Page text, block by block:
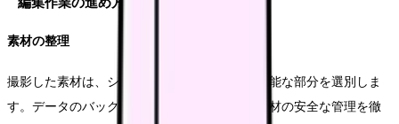
素材の整理
撮影した素材は、シーンごとに分類し、使用可能な部分を選別しま
す。データのバックアップも忘れずに行い、素材の安全な管理を徹